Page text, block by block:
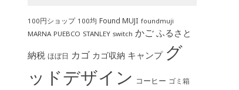
100円ショップ 100均 Found MUJI foundmuji
MARNA PUEBCO STANLEY switch かご ふるさと
納税 ほぼ日 カゴ カゴ収納 キャンプ グ
ッドデザイン コーヒー ゴミ箱